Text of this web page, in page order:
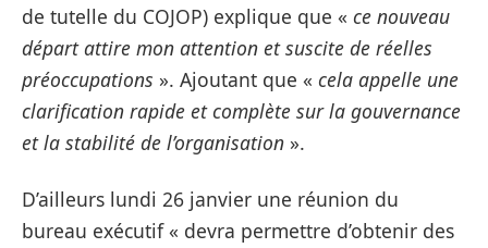
de tutelle du COJOP) explique que « ce nouveau
départ attire mon attention et suscite de réelles
préoccupations ». Ajoutant que « cela appelle une
clarification rapide et complète sur la gouvernance
et la stabilité de l’organisation ».
D’ailleurs lundi 26 janvier une réunion du
bureau exécutif « devra permettre d’obtenir des